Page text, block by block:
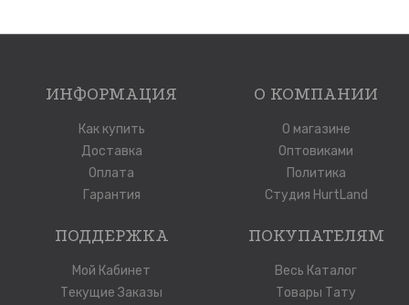
ИНФОРМАЦИЯ
Как купить
Доставка
Оплата
Гарантия
О КОМПАНИИ
О магазине
Оптовиками
Политика
Студия HurtLand
ПОДДЕРЖКА
Мой Кабинет
Текущие Заказы
ПОКУПАТЕЛЯМ
Весь Каталог
Товары Тату